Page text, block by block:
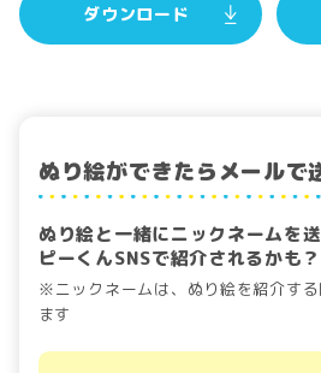
壁紙
ぬり絵
ダウンロード
ぬり絵ができたらメールで
ぬり絵と一緒にニックネームを
ピーくんSNSで紹介されるかも？
※ニックネームは、ぬり絵を紹介す
ます